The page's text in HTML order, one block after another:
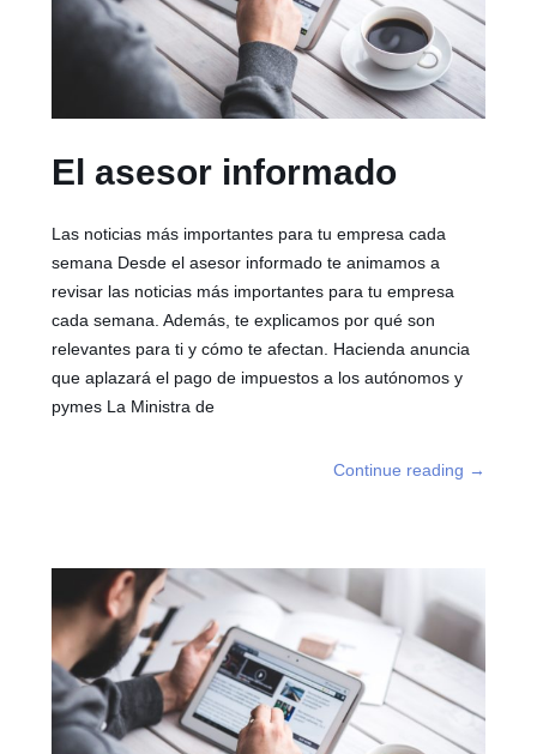
El asesor informado
Las noticias más importantes para tu empresa cada
semana Desde el asesor informado te animamos a
revisar las noticias más importantes para tu empresa
cada semana. Además, te explicamos por qué son
relevantes para ti y cómo te afectan. Hacienda anuncia
que aplazará el pago de impuestos a los autónomos y
pymes La Ministra de
Continue reading →